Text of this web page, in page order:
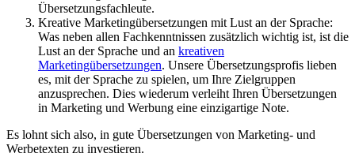
Übersetzungsfachleute.
Kreative Marketingübersetzungen mit Lust an der Sprache:
Was neben allen Fachkenntnissen zusätzlich wichtig ist, ist die
Lust an der Sprache und an kreativen
Marketingübersetzungen. Unsere Übersetzungsprofis lieben
es, mit der Sprache zu spielen, um Ihre Zielgruppen
anzusprechen. Dies wiederum verleiht Ihren Übersetzungen
in Marketing und Werbung eine einzigartige Note.
Es lohnt sich also, in gute Übersetzungen von Marketing- und
Werbetexten zu investieren.